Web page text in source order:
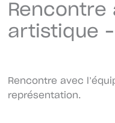
Rencontre
artistique
Rencontre avec
représentation.